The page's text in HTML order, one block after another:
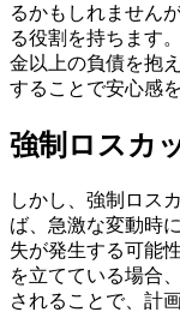
るかもしれません
る役割を持ちます
金以上の負債を抱
することで安心感
強制ロスカ
しかし、強制ロス
ば、急激な変動時
失が発生する可能
を立てている場合
されることで、計